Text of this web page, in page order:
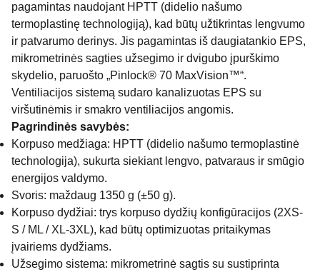
pagamintas naudojant HPTT (didelio našumo
termoplastinę technologiją), kad būtų užtikrintas lengvumo
ir patvarumo derinys. Jis pagamintas iš daugiatankio EPS,
mikrometrinės sagties užsegimo ir dvigubo įpurškimo
skydelio, paruošto „Pinlock® 70 MaxVision™“.
Ventiliacijos sistemą sudaro kanalizuotas EPS su
viršutinėmis ir smakro ventiliacijos angomis.
Pagrindinės savybės:
Korpuso medžiaga: HPTT (didelio našumo termoplastinė
technologija), sukurta siekiant lengvo, patvaraus ir smūgio
energijos valdymo.
Svoris: maždaug 1350 g (±50 g).
Korpuso dydžiai: trys korpuso dydžių konfigūracijos (2XS-
S / ML / XL-3XL), kad būtų optimizuotas pritaikymas
įvairiems dydžiams.
Užsegimo sistema: mikrometrinė sagtis su sustiprinta